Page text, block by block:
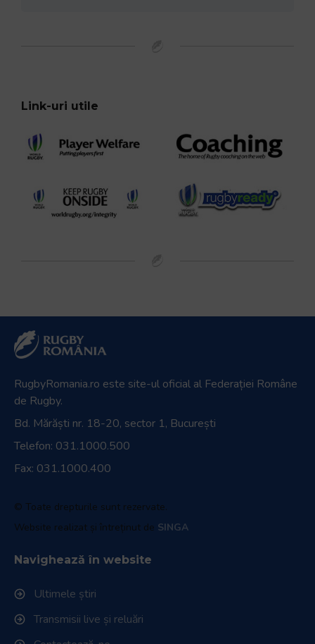
Link-uri utile
RugbyRomania.ro este site-ul oficial al Federației Române
de Rugby.
Bd. Mărăști nr. 18-20, sector 1, București
Telefon: 031.1000.500
Fax: 031.1000.400
© Toate drepturile sunt rezervate.
Website realizat și întreținut de SINGA
Navighează în website
Ultimele știri
Transmisii live și reluări